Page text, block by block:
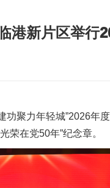
港新片区举行
聚力年轻城”2026年
荣在党50年”纪念章。